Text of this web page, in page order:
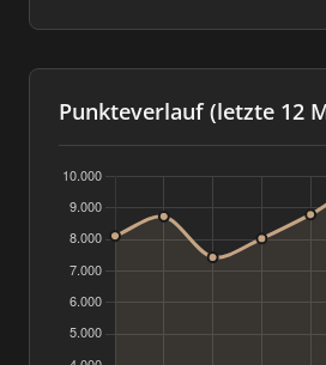
Punkteverlauf (letzte 12